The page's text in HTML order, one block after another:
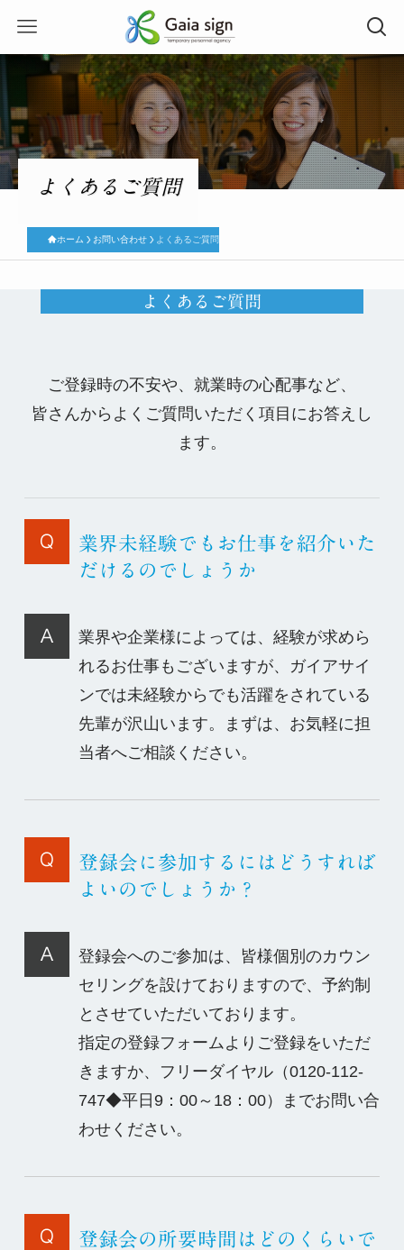
よくあるご質問
ホーム お問い合わせ よくあるご質問
よくあるご質問
ご登録時の不安や、就業時の心配事など、
皆さんからよくご質問いただく項目にお答えし
ます。
業界未経験でもお仕事を紹介いた
だけるのでしょうか
業界や企業様によっては、経験が求めら
れるお仕事もございますが、ガイアサイ
ンでは未経験からでも活躍をされている
先輩が沢山います。まずは、お気軽に担
当者へご相談ください。
登録会に参加するにはどうすれば
よいのでしょうか？
登録会へのご参加は、皆様個別のカウン
セリングを設けておりますので、予約制
とさせていただいております。
指定の登録フォームよりご登録をいただ
きますか、フリーダイヤル（0120-112-
747◆平日9：00～18：00）までお問い合
わせください。
登録会の所要時間はどのくらいで